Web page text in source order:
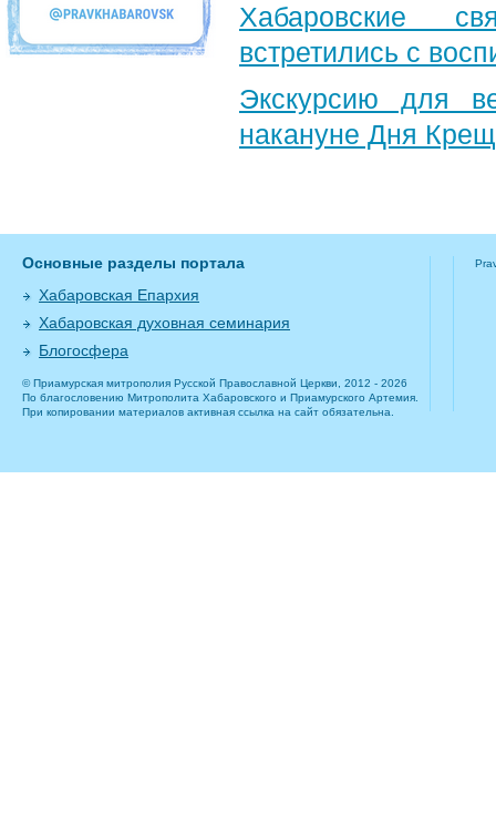
Хабаровские
встретились с
Экскурсию для
накануне Дня
Основные разделы портала
Хабаровская Епархия
Хабаровская духовная семинария
Блогосфера
© Приамурская митрополия Русской Православной Церкви, 2012 - 2026
По благословению Митрополита Хабаровского и Приамурского Артемия.
При копировании материалов активная ссылка на сайт обязательна.